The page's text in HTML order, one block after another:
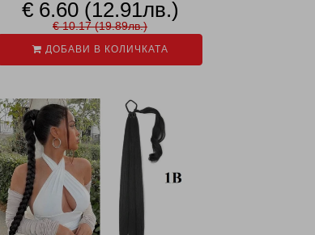
€ 6.60 (12.91лв.)
€ 10.17 (19.89лв.)
ДОБАВИ В КОЛИЧКАТА